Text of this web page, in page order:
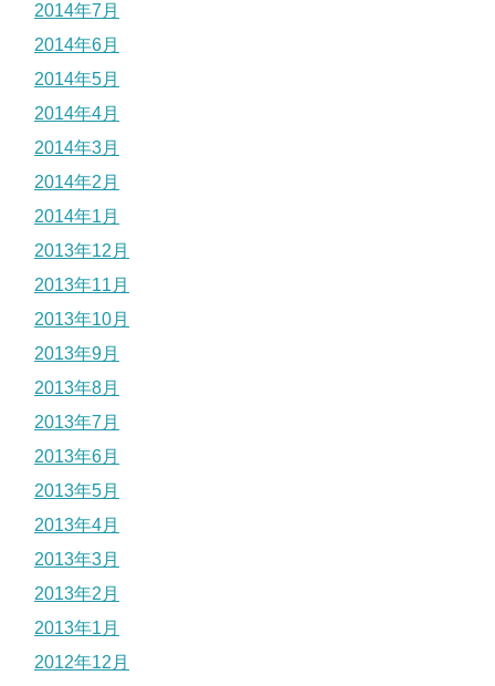
2014年7月
2014年6月
2014年5月
2014年4月
2014年3月
2014年2月
2014年1月
2013年12月
2013年11月
2013年10月
2013年9月
2013年8月
2013年7月
2013年6月
2013年5月
2013年4月
2013年3月
2013年2月
2013年1月
2012年12月